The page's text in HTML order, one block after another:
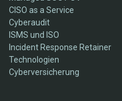
CISO as a Service
Cyberaudit
ISMS und ISO
Incident Response Retainer
Technologien
Cyberversicherung